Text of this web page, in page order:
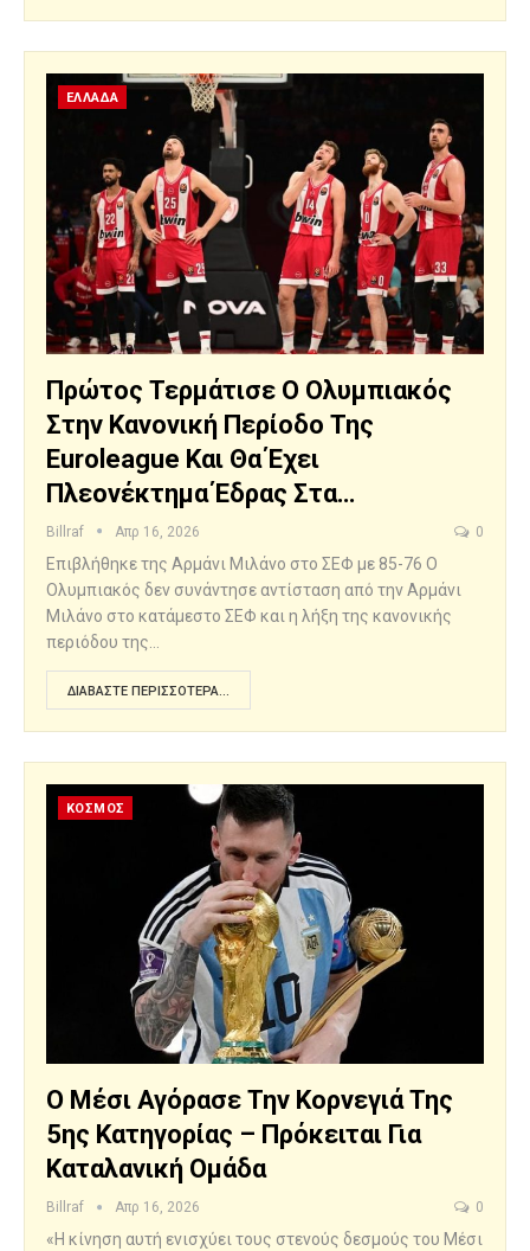
ΕΛΛΑΔΑ
Πρώτος Τερμάτισε Ο Ολυμπιακός
Στην Κανονική Περίοδο Της
Euroleague Και Θα Έχει
Πλεονέκτημα Έδρας Στα…
Billraf Απρ 16, 2026 0
Επιβλήθηκε της Αρμάνι Μιλάνο στο ΣΕΦ με 85-76 Ο
Ολυμπιακός δεν συνάντησε αντίσταση από την Αρμάνι
Μιλάνο στο κατάμεστο ΣΕΦ και η λήξη της κανονικής
περιόδου της…
ΔΙΑΒΆΣΤΕ ΠΕΡΙΣΣΌΤΕΡΑ...
ΚΟΣΜΟΣ
Ο Μέσι Αγόρασε Την Κορνεγιά Της
5ης Κατηγορίας – Πρόκειται Για
Καταλανική Ομάδα
Billraf Απρ 16, 2026 0
«Η κίνηση αυτή ενισχύει τους στενούς δεσμούς του Μέσι